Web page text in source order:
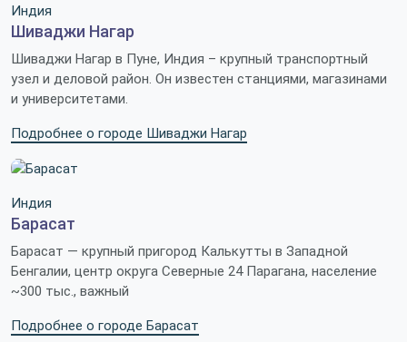
Индия
Шиваджи Нагар
Шиваджи Нагар в Пуне, Индия – крупный транспортный
узел и деловой район. Он известен станциями, магазинами
и университетами.
Подробнее о городе Шиваджи Нагар
Индия
Барасат
Барасат — крупный пригород Калькутты в Западной
Бенгалии, центр округа Северные 24 Парагана, население
~300 тыс., важный
Подробнее о городе Барасат